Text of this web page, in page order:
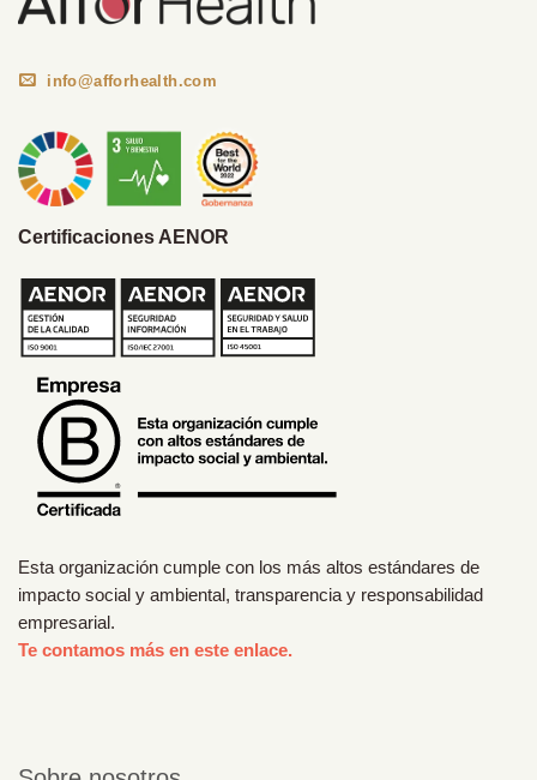
info@afforhealth.com
Certificaciones AENOR
Esta organización cumple con los más altos estándares de
impacto social y ambiental, transparencia y responsabilidad
empresarial.
Te contamos más en este enlace.